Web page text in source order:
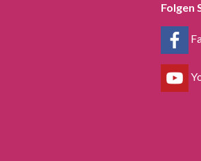
Folgen